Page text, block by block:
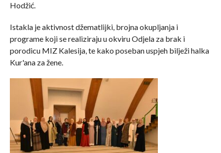
Hodžić.
Istakla je aktivnost džematlijki, brojna okupljanja i
programe koji se realiziraju u okviru Odjela za brak i
porodicu MIZ Kalesija, te kako poseban uspjeh bilježi halka
Kur'ana za žene.